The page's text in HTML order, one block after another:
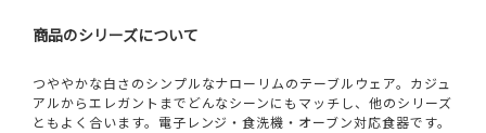
商品のシリーズについて
つややかな白さのシンプルなナローリムのテーブルウェア。カジュ
アルからエレガントまでどんなシーンにもマッチし、他のシリーズ
ともよく合います。電子レンジ・食洗機・オーブン対応食器です。